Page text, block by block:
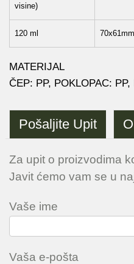
visine)
120 ml 70x61mm
MATERIJAL
ČEP: PP, POKLOPAC:
Pošaljite Upit
Za upit o proizvodima
Javit ćemo vam se u
Vaše ime
Vaša e-pošta